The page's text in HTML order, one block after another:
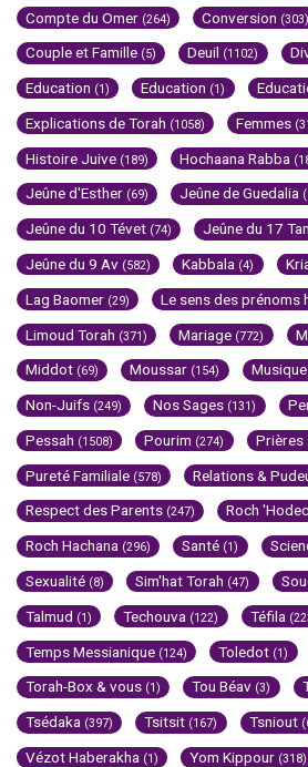
Compte du Omer (264) Conversion (303)
Couple et Famille (5) Deuil (1102)
Education (1) Education (1)
Explications de Torah (1058) Femmes
Histoire Juive (189) Hochaana Rabba
Jeûne d'Esther (69) Jeûne de Guedalia
Jeûne du 10 Tévet (74) Jeûne du 17
Jeûne du 9 Av (582) Kabbala (4)
Lag Baomer (29) Le sens des prénoms
Limoud Torah (371) Mariage (772)
Middot (69) Moussar (154)
Non-Juifs (249) Nos Sages (131)
Pessah (1508) Pourim (274) Prières
Pureté Familiale (578) Relations &
Respect des Parents (247) Roch
Roch Hachana (296) Santé (1)
Sexualité (8) Sim'hat Torah (47)
Talmud (1) Techouva (122) Téfila
Temps Messianique (124) Toledot (1)
Torah-Box & vous (1) Tou Béav (3)
Tsédaka (397) Tsitsit (167) Tsniout
Vézot Haberakha (1) Yom Kippour (318)